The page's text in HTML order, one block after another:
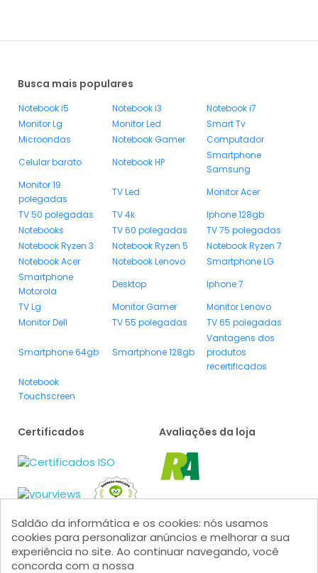
Busca mais populares
Notebook i5 Notebook i3
Notebook i7
Monitor Lg
Monitor Led
Smart Tv
Microondas
Notebook Gamer
Computador
Celular barato
Notebook HP
Smartphone
Samsung
Monitor 19
polegadas
TV Led
Monitor Acer
TV 50 polegadas
TV 4k
Iphone 128gb
Notebooks
TV 60 polegadas
TV 75 polegadas
Notebook Ryzen 3
Notebook Ryzen 5
Notebook Ryzen 7
Notebook Acer
Notebook Lenovo
Smartphone LG
Smartphone
Motorola
Desktop
Iphone 7
TV Lg
Monitor Gamer
Monitor Lenovo
Monitor Dell
TV 55 polegadas TV 65 polegadas
Smartphone 64gb Smartphone 128gb
Vantagens dos
produtos
recertificados
Notebook
Touchscreen
Certificados Avaliações da loja
Formas de pagamento
Saldão da informática e os cookies: nós usamos
cookies para personalizar anúncios e melhorar a sua
experiência no site. Ao continuar navegando, você
concorda com a nossa